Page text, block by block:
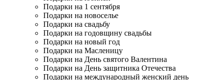
Подарки на 1 сентября
Подарки на новоселье
Подарки на свадьбу
Подарки на годовщину свадьбы
Подарки на новый год
Подарки на Масленицу
Подарки на День святого Валентина
Подарки на День защитника Отечества
Подарки на международный женский день